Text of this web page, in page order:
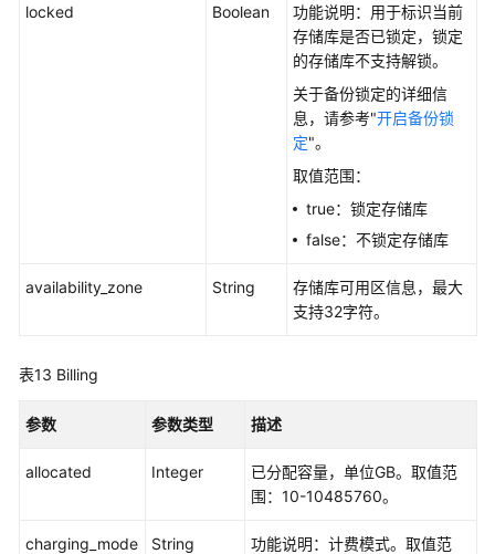
locked Boolean
功能说明：用于标识当前
存储库是否已锁定，锁定
的存储库不支持解锁。
关于备份锁定的详细信
息，请参考"开启备份锁
定"。
取值范围：
true：锁定存储库
false：不锁定存储库
availability_zone String
存储库可用区信息，最大
支持32字符。
表13 Billing
参数 参数类型 描述
allocated Integer
已分配容量，单位GB。取值范
围：10-10485760。
charging_mode String
功能说明：计费模式。取值范